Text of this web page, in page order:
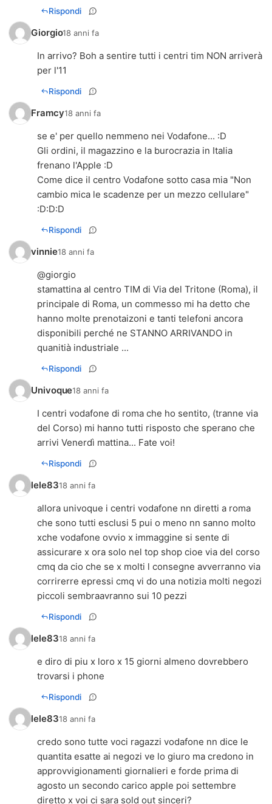
Rispondi
Giorgio18 anni fa
In arrivo? Boh a sentire tutti i centri tim NON arriverà
per l'11
Rispondi
Framcy18 anni fa
se e' per quello nemmeno nei Vodafone... :D
Gli ordini, il magazzino e la burocrazia in Italia
frenano l'Apple :D
Come dice il centro Vodafone sotto casa mia "Non
cambio mica le scadenze per un mezzo cellulare"
:D:D:D
Rispondi
vinnie18 anni fa
@giorgio
stamattina al centro TIM di Via del Tritone (Roma), il
principale di Roma, un commesso mi ha detto che
hanno molte prenotaizoni e tanti telefoni ancora
disponibili perché ne STANNO ARRIVANDO in
quanitià industriale ...
Rispondi
Univoque18 anni fa
I centri vodafone di roma che ho sentito, (tranne via
del Corso) mi hanno tutti risposto che sperano che
arrivi Venerdì mattina... Fate voi!
Rispondi
lele8318 anni fa
allora univoque i centri vodafone nn diretti a roma
che sono tutti esclusi 5 pui o meno nn sanno molto
xche vodafone ovvio x immaggine si sente di
assicurare x ora solo nel top shop cioe via del corso
cmq da cio che se x molti l consegne avverranno via
corrirerre epressi cmq vi do una notizia molti negozi
piccoli sembraavranno sui 10 pezzi
Rispondi
lele8318 anni fa
e diro di piu x loro x 15 giorni almeno dovrebbero
trovarsi i phone
Rispondi
lele8318 anni fa
credo sono tutte voci ragazzi vodafone nn dice le
quantita esatte ai negozi ve lo giuro ma credono in
approvvigionamenti giornalieri e forde prima di
agosto un secondo carico apple poi settembre
diretto x voi ci sara sold out sinceri?